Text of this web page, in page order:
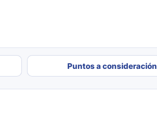
Puntos a consideración